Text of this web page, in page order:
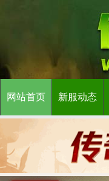
网站首页 新服动态